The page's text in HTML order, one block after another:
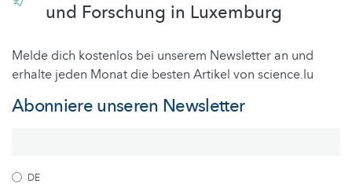
und Forschung in Luxemburg
Melde dich kostenlos bei unserem Newsletter an und
erhalte jeden Monat die besten Artikel von science.lu
Abonniere unseren Newsletter
DE